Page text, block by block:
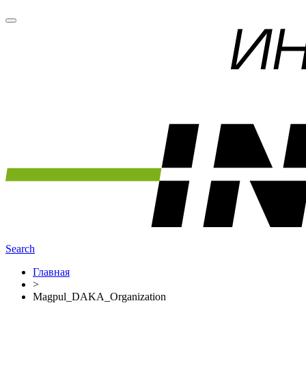
Search
Главная
>
Magpul_DAKA_Organization